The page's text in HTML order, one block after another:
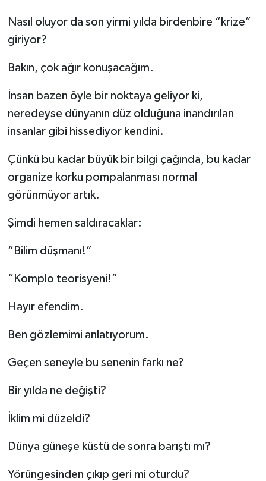
Nasıl oluyor da son yirmi yılda birdenbire “krize”
giriyor?
Bakın, çok ağır konuşacağım.
İnsan bazen öyle bir noktaya geliyor ki,
neredeyse dünyanın düz olduğuna inandırılan
insanlar gibi hissediyor kendini.
Çünkü bu kadar büyük bir bilgi çağında, bu kadar
organize korku pompalanması normal
görünmüyor artık.
Şimdi hemen saldıracaklar:
“Bilim düşmanı!”
“Komplo teorisyeni!”
Hayır efendim.
Ben gözlemimi anlatıyorum.
Geçen seneyle bu senenin farkı ne?
Bir yılda ne değişti?
İklim mi düzeldi?
Dünya güneşe küstü de sonra barıştı mı?
Yörüngesinden çıkıp geri mi oturdu?